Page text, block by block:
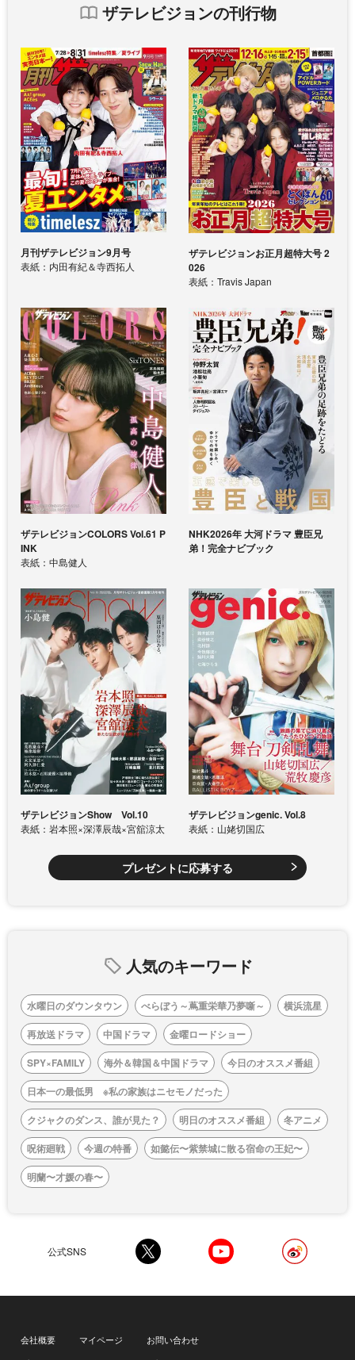
ザテレビジョンの刊行物
月刊ザテレビジョン9月号
表紙：内田有紀＆寺西拓人
ザテレビジョンお正月超特大号 2
026
表紙：Travis Japan
ザテレビジョンCOLORS Vol.61 P
INK
表紙：中島健人
NHK2026年 大河ドラマ 豊臣兄
弟！完全ナビブック
ザテレビジョンShow Vol.10
表紙：岩本照×深澤辰哉×宮舘涼太
ザテレビジョンgenic. Vol.8
表紙：山姥切国広
プレゼントに応募する
人気のキーワード
水曜日のダウンタウン べらぼう～蔦重栄華乃夢噺～
横浜流星
再放送ドラマ
中国ドラマ
金曜ロードショー
SPY×FAMILY
海外＆韓国＆中国ドラマ
今日のオススメ番組
日本一の最低男 ※私の家族はニセモノだった
クジャクのダンス、誰が見た？
明日のオススメ番組
冬アニメ
呪術廻戦
今週の特番
如懿伝〜紫禁城に散る宿命の王妃〜
明蘭〜才媛の春〜
公式SNS
会社概要 マイページ
お問い合わせ